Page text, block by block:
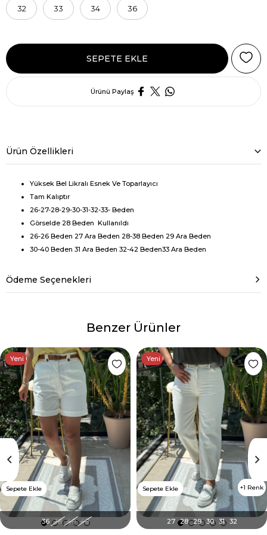
32 33 34 36
Ürünü Paylaş
Ürün Özellikleri
Yüksek Bel Likralı Esnek Ve Toparlayıcı
Tam Kalıptır
26-27-28-29-30-31-32-33- Beden
Görselde 28 Beden Kullanıldı
26-26 Beden 27 Ara Beden 28-38 Beden 29 Ara Beden
30-40 Beden 31 Ara Beden 32-42 Beden33 Ara Beden
Ödeme Seçenekleri
Benzer Ürünler
Sepete Ekle
36 38 40 42
Yeni Ürün
1 Renk
Sepete Ekle
27 28 29 30 31 32
Yeni Ürün